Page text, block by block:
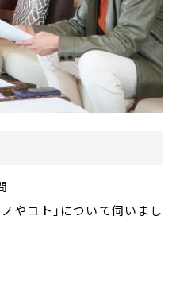
やコト」について伺いまし